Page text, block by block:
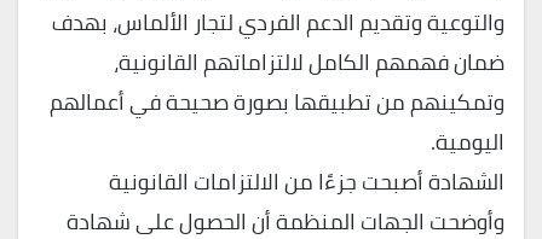
والتوعية وتقديم الدعم الفردي لتجار الألماس، بهدف
ضمان فهمهم الكامل لالتزاماتهم القانونية،
وتمكينهم من تطبيقها بصورة صحيحة في أعمالهم
اليومية.
الشهادة أصبحت جزءًا من الالتزامات القانونية
وأوضحت الجهات المنظمة أن الحصول على شهادة